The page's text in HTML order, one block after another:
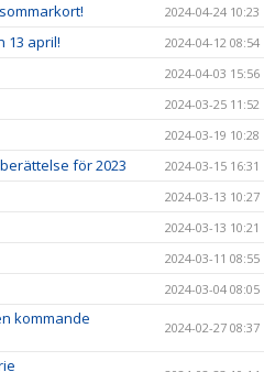
2024-04-24 10:23
13 april! 2024-04-12 08:54
2024-04-03 15:56
2024-03-25 11:52
2024-03-19 10:28
för 2023 2024-03-15 16:31
2024-03-13 10:27
2024-03-13 10:21
2024-03-11 08:55
2024-03-04 08:05
kommande
2024-02-27 08:37